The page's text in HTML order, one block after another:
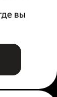
вы